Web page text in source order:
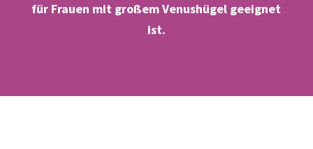
für Frauen mit großem Venushügel geeignet
ist.